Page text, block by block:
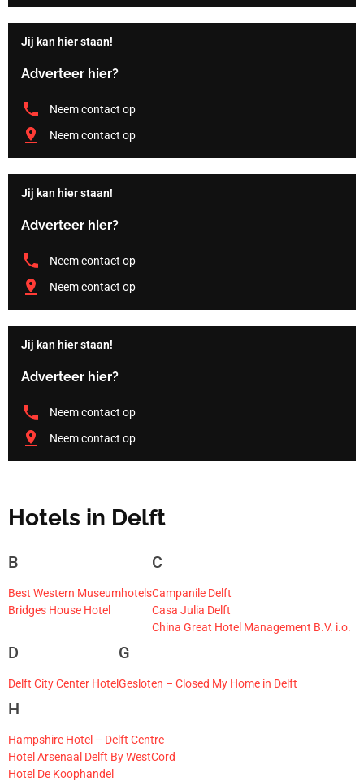
Jij kan hier staan!
Adverteer hier?
Neem contact op
Neem contact op
Jij kan hier staan!
Adverteer hier?
Neem contact op
Neem contact op
Jij kan hier staan!
Adverteer hier?
Neem contact op
Neem contact op
Hotels in Delft
B
Best Western Museumhotels
Bridges House Hotel
C
Campanile Delft
Casa Julia Delft
China Great Hotel Management B.V. i.o.
D
Delft City Center Hotel
G
Gesloten – Closed My Home in Delft
H
Hampshire Hotel – Delft Centre
Hotel Arsenaal Delft By WestCord
Hotel De Koophandel